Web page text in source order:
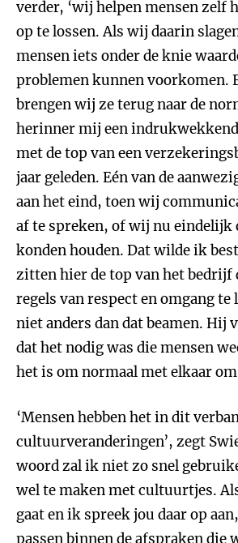
verder, ‘wij helpen mensen zelf
op te lossen. Als wij daarin
mensen iets onder de knie
problemen kunnen voorkomen.
brengen wij ze terug naar de
herinner mij een
met de top van een
jaar geleden. Eén van de
aan het eind, toen wij
af te spreken, of wij nu eindelijk
konden houden. Dat wilde ik
zitten hier de top van het bedrijf
regels van respect en omgang te
niet anders dan dat beamen. Hij
dat het nodig was die mensen
het is om normaal met elkaar om
‘Mensen hebben het in dit
cultuurveranderingen’, zegt
woord zal ik niet zo snel
wel te maken met cultuurtjes.
gaat en ik spreek jou daar op
passen binnen de afspraken die